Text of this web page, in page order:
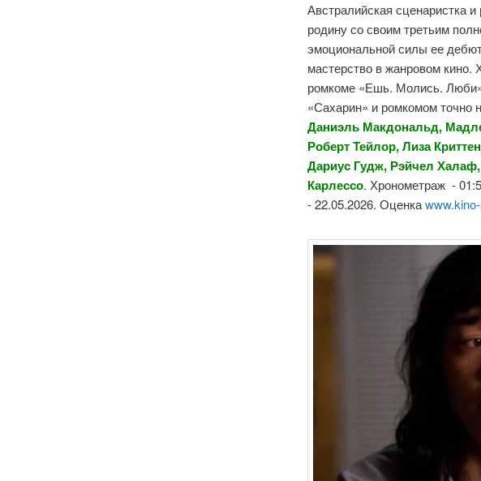
Австралийская сценаристка
родину со своим третьим
эмоциональной силы ее
мастерство в жанровом кино.
ромкоме «Ешь. Молись.
«Сахарин» и ромкомом точно
Даниэль Макдональд,
Роберт Тейлор, Лиза
Дариус Гудж, Рэйчел
Карлессо. Хронометраж -
- 22.05.2026. Оценка